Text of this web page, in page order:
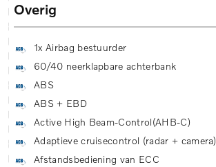
Overig
1x Airbag bestuurder
60/40 neerklapbare achterbank
ABS
ABS + EBD
Active High Beam-Control(AHB-C)
Adaptieve cruisecontrol (radar + camera)
Afstandsbediening van ECC